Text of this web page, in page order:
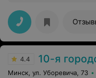
2-х медсестёр чётко,
при огромной очереди.
Спасибо, за Ваш
преданность работе, за
боль и потребности
долговечным в своей
после ожога гладкая,
4.4 10-я городская
Минск, ул. Уборевича, 73